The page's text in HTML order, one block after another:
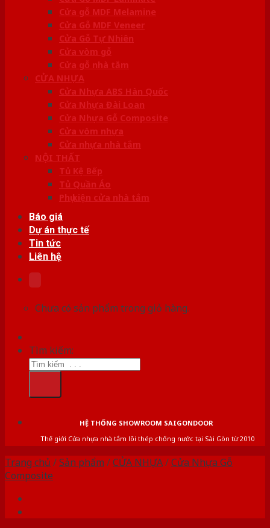
Cửa gỗ MDF Melamine
Cửa Gỗ MDF Veneer
Cửa Gỗ Tự Nhiên
Cửa vòm gỗ
Cửa gỗ nhà tắm
CỬA NHỰA
Cửa Nhựa ABS Hàn Quốc
Cửa Nhựa Đài Loan
Cửa Nhựa Gỗ Composite
Cửa vòm nhựa
Cửa nhựa nhà tắm
NỘI THẤT
Tủ Kệ Bếp
Tủ Quần Áo
Phụ kiện cửa nhà tắm
Báo giá
Dự án thực tế
Tin tức
Liên hệ
Chưa có sản phẩm trong giỏ hàng.
Tìm kiếm:
HỆ THỐNG SHOWROOM SAIGONDOOR
Thế giới Cửa nhựa nhà tắm lõi thép chống nước tại Sài Gòn từ 2010
Trang chủ /Sản phẩm /CỬA NHỰA/Cửa Nhựa Gỗ
Composite